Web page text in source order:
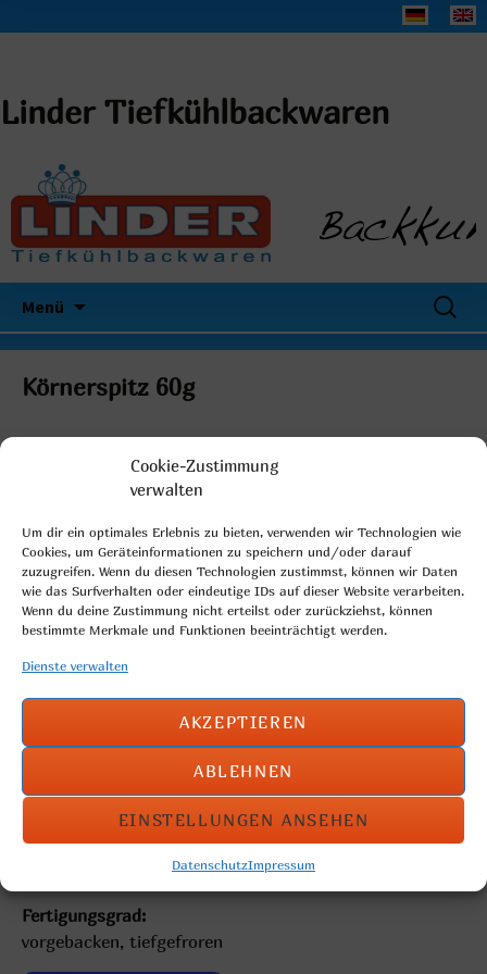
Cookie-Zustimmung
verwalten
Um dir ein optimales Erlebnis zu bieten, verwenden wir Technologien wie
Cookies, um Geräteinformationen zu speichern und/oder darauf
zuzugreifen. Wenn du diesen Technologien zustimmst, können wir Daten
wie das Surfverhalten oder eindeutige IDs auf dieser Website verarbeiten.
Wenn du deine Zustimmung nicht erteilst oder zurückziehst, können
bestimmte Merkmale und Funktionen beeinträchtigt werden.
Dienste verwalten
AKZEPTIEREN
ABLEHNEN
EINSTELLUNGEN ANSEHEN
DatenschutzImpressum
Linder Tiefkühlbackwaren
Menü
Suchen
nach:
Körnerspitz 60g
gewickeltes Weizenmischbrötchen mit einer Vielzahl an
Getreide und Gewürzen
Fertigungsgrad:
vorgebacken, tiefgefroren